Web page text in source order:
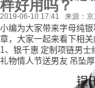
样好用吗？
2019-06-10 17:41 来源：
小编为大家带来字母纯
章，大家一起来看下相关
1、银千惠 定制项链男
礼物情人节送男友 吊坠